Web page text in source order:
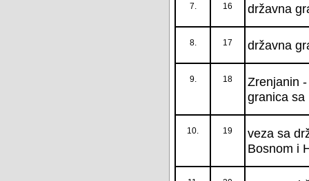
7. 16 državna
8. 17 državna
9. 18
Zrenjanin
granica sa
10. 19
veza sa
Bosnom i